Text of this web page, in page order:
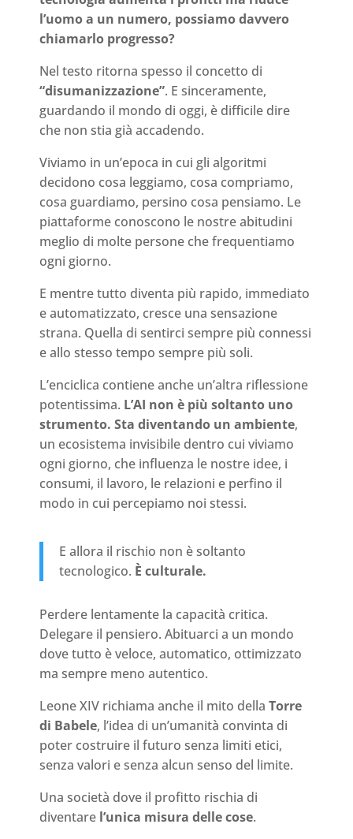
l’uomo a un numero, possiamo davvero
chiamarlo progresso?
Nel testo ritorna spesso il concetto di
“disumanizzazione”. E sinceramente,
guardando il mondo di oggi, è difficile dire
che non stia già accadendo.
Viviamo in un’epoca in cui gli algoritmi
decidono cosa leggiamo, cosa compriamo,
cosa guardiamo, persino cosa pensiamo. Le
piattaforme conoscono le nostre abitudini
meglio di molte persone che frequentiamo
ogni giorno.
E mentre tutto diventa più rapido, immediato
e automatizzato, cresce una sensazione
strana. Quella di sentirci sempre più connessi
e allo stesso tempo sempre più soli.
L’enciclica contiene anche un’altra riflessione
potentissima. L’AI non è più soltanto uno
strumento. Sta diventando un ambiente,
un ecosistema invisibile dentro cui viviamo
ogni giorno, che influenza le nostre idee, i
consumi, il lavoro, le relazioni e perfino il
modo in cui percepiamo noi stessi.
E allora il rischio non è soltanto
tecnologico. È culturale.
Perdere lentamente la capacità critica.
Delegare il pensiero. Abituarci a un mondo
dove tutto è veloce, automatico, ottimizzato
ma sempre meno autentico.
Leone XIV richiama anche il mito della Torre
di Babele, l’idea di un’umanità convinta di
poter costruire il futuro senza limiti etici,
senza valori e senza alcun senso del limite.
Una società dove il profitto rischia di
diventare l’unica misura delle cose.